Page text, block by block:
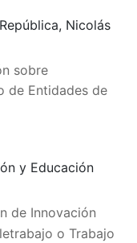
Nicolás
sobre
de Entidades de
y Educación
de Innovación
o Trabajo